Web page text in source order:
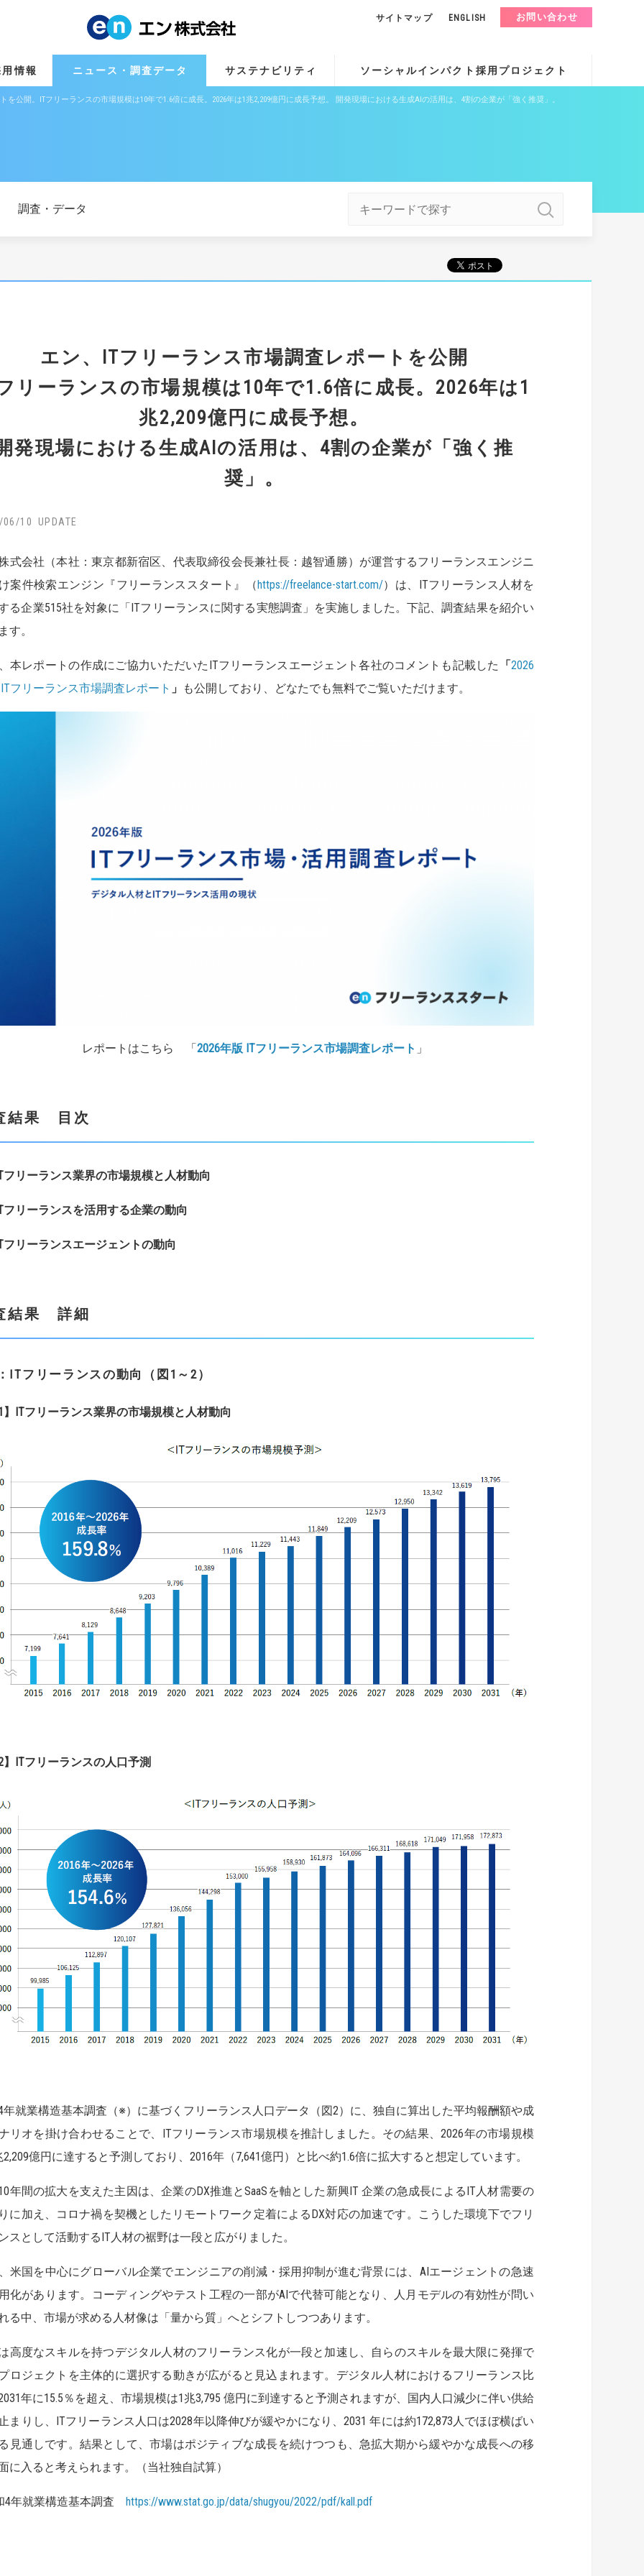
用情報 ニュース・調査データ サステナビリティ ソーシャルインパクト採用プロジェクト
サイトマップ ENGLISH お問い合わせ
を公開。ITフリーランスの市場規模は10年で1.6倍に成長。2026年は1兆2,209億円に成長予想。 開発現場における生成AIの活用は、4割の企業が「強く推奨」。
調査・データ
エン、ITフリーランス市場調査レポートを公開
リーランスの市場規模は10年で1.6倍に成長。2026年は1
兆2,209億円に成長予想。
発現場における生成AIの活用は、4割の企業が「強く推
奨」。
06/10
式会社（本社：東京都新宿区、代表取締役会長兼社長：越智通勝）が運営するフリーランスエンジニ
案件検索エンジン『フリーランススタート』（https://freelance-start.com/）は、ITフリーランス人材を
る企業515社を対象に「ITフリーランスに関する実態調査」を実施しました。下記、調査結果を紹介い
す。
本レポートの作成にご協力いただいたITフリーランスエージェント各社のコメントも記載した 「2026
フリーランス市場調査レポート 」 も公開しており、どなたでも無料でご覧いただけます。
レポートはこちら 「2026年版 ITフリーランス市場調査レポート 」
結果 目次
フリーランス業界の市場規模と人材動向
フリーランスを活用する企業の動向
フリーランスエージェントの動向
結果 詳細
ITフリーランスの動向（図 1 ～2）
】ITフリーランス業界の市場規模と人材動向
】ITフリーランスの人口予測
年就業構造基本調査（※）に基づくフリーランス人口データ（図2）に、独自に算出した平均報酬額や成
リオを掛け合わせることで、ITフリーランス市場規模を推計しました。その結果、2026年の市場規模
2,209億円に達すると予測しており、2016年（7,641億円）と比べ約1.6倍に拡大すると想定しています。
年間の拡大を支えた主因は、企業のDX推進とSaaSを軸とした新興IT 企業の急成長によるIT人材需要の
に加え、コロナ禍を契機としたリモートワーク定着によるDX対応の加速です。こうした環境下でフリ
スとして活動するIT人材の裾野は一段と広がりました。
米国を中心にグローバル企業でエンジニアの削減・採用抑制が進む背景には、AIエージェントの急速
化があります。コーディングやテスト工程の一部がAIで代替可能となり、人月モデルの有効性が問い
る中、市場が求める人材像は「量から質」へとシフトしつつあります。
高度なスキルを持つデジタル人材のフリーランス化が一段と加速し、自らのスキルを最大限に発揮で
ロジェクトを主体的に選択する動きが広がると見込まれます。デジタル人材におけるフリーランス比
年に15.5％を超え、市場規模は1兆3,795 億円に到達すると予測されますが、国内人口減少に伴い供給
まりし、ITフリーランス人口は2028年以降伸びが緩やかになり、2031 年には約172,873人でほぼ横ばい
見通しです。結果として、市場はポジティブな成長を続けつつも、急拡大期から緩やかな成長への移
に入ると考えられます。（当社独自試算）
4年就業構造基本調査 https://www.stat.go.jp/data/shugyou/2022/pdf/kall.pdf